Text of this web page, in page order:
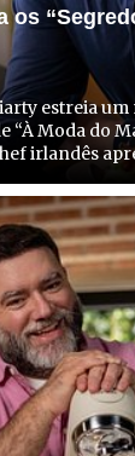
os
estreia
“À Moda do
irlandês
a forma